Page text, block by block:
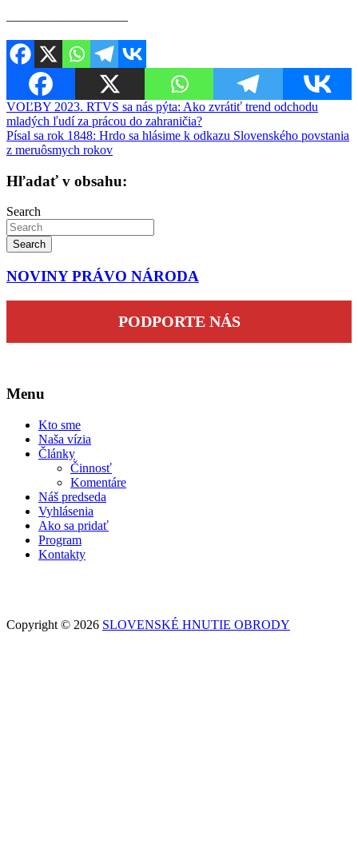
————————–—
Navigácia
v
článku
VOĽBY 2023. RTVS sa nás pýta: Ako zvrátiť trend odchodu
mladých ľudí za prácou do zahraničia?
Písal sa rok 1848: Hrdo sa hlásime k odkazu Slovenského povstania
z meruôsmych rokov
Hľadať v obsahu:
Search
Search
NOVINY PRÁVO NÁRODA
PODPORTE NÁS
Menu
Kto sme
Naša vízia
Články
Činnosť
Komentáre
Náš predseda
Vyhlásenia
Ako sa pridať
Program
Kontakty
Copyright © 2026 SLOVENSKÉ HNUTIE OBRODY